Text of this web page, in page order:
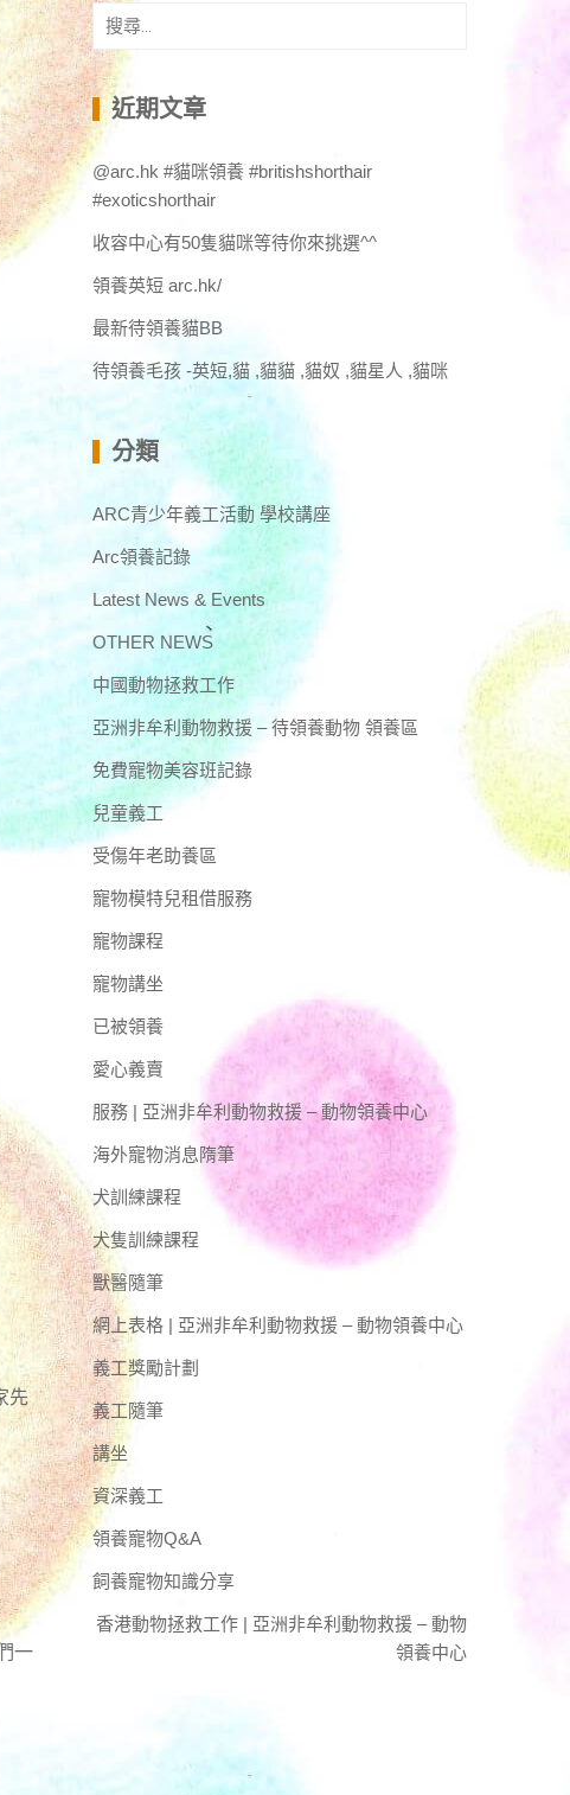
先
一
搜
尋
關
鍵
字:
近期文章
@arc.hk #貓咪領養 #britishshorthair
#exoticshorthair
收容中心有50隻貓咪等待你來挑選^^
領養英短 arc.hk/
最新待領養貓BB
待領養毛孩 -英短,貓 ,貓貓 ,貓奴 ,貓星人 ,貓咪
分類
ARC青少年義工活動 學校講座
Arc領養記錄
Latest News & Events
OTHER NEWS
中國動物拯救工作
亞洲非牟利動物救援 – 待領養動物 領養區
免費寵物美容班記錄
兒童義工
受傷年老助養區
寵物模特兒租借服務
寵物課程
寵物講坐
已被領養
愛心義賣
服務 | 亞洲非牟利動物救援 – 動物領養中心
海外寵物消息隋筆
犬訓練課程
犬隻訓練課程
獸醫隨筆
網上表格 | 亞洲非牟利動物救援 – 動物領養中心
義工獎勵計劃
義工隨筆
講坐
資深義工
領養寵物Q&A
飼養寵物知識分享
香港動物拯救工作 | 亞洲非牟利動物救援 – 動物
領養中心